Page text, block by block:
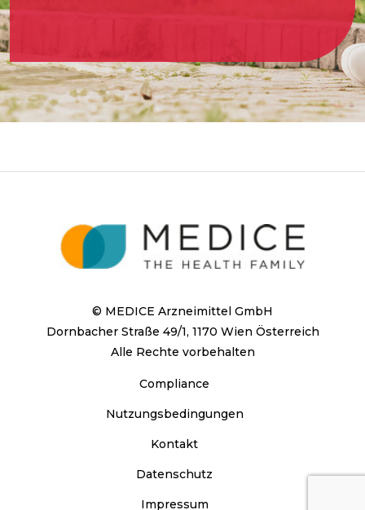
© MEDICE Arzneimittel GmbH
Dornbacher Straße 49/1, 1170 Wien Österreich
Alle Rechte vorbehalten
Compliance
Nutzungsbedingungen
Kontakt
Datenschutz
Impressum